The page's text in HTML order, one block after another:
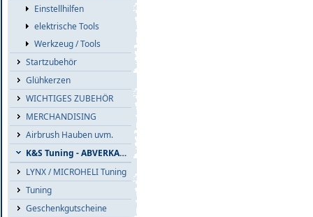
Einstellhilfen
elektrische Tools
Werkzeug / Tools
Startzubehör
Glühkerzen
WICHTIGES ZUBEHÖR
MERCHANDISING
Airbrush Hauben uvm.
K&S Tuning - ABVERKAUF
LYNX / MICROHELI Tuning
Tuning
Geschenkgutscheine